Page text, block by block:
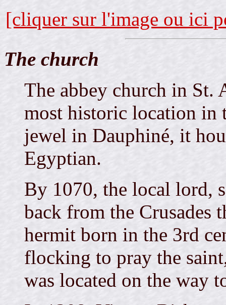
[cliquer sur l'image ou ici
The church
The abbey church in St.
most historic location in
jewel in Dauphiné, it
Egyptian.
By 1070, the local lord,
back from the Crusades
hermit born in the 3rd
flocking to pray the
was located on the way